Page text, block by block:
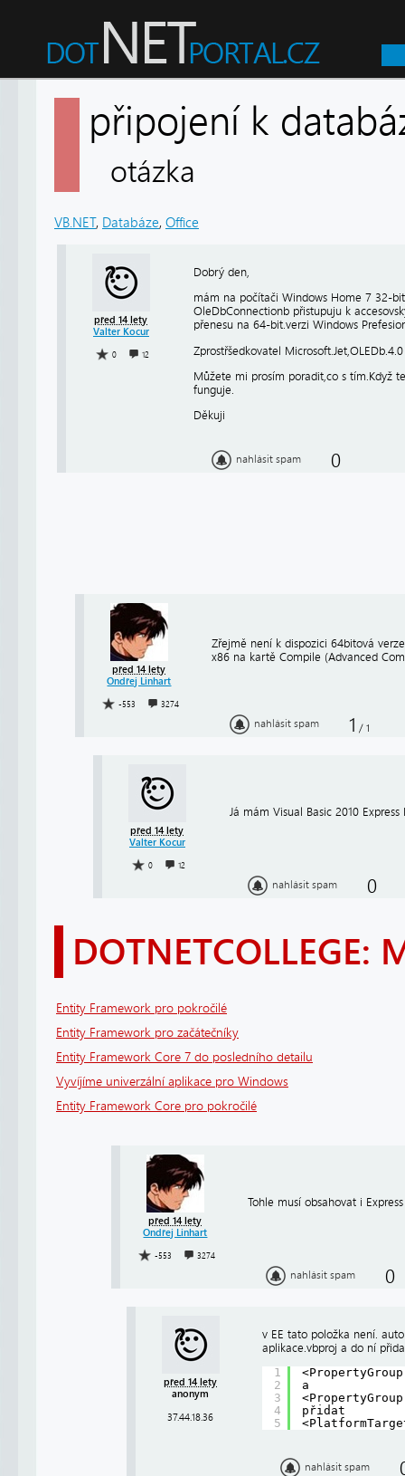
připojení k
otázka
VB.NET, Databáze, Office
před 14 lety
Valter Kocur
0 12
Dobrý den,
mám na počítači Windows Home 7 32-
OleDbConnectionb přistupuju k
přenesu na 64-bit.verzi Windows
Zprostřšedkovatel
Můžete mi prosím poradit,co s tím.Když
funguje.
Děkuji
nahlásit spam 0
před 14 lety
Ondřej Linhart
-553 3274
Zřejmě není k dispozici 64bitová
x86 na kartě Compile (Advanced
nahlásit spam 1 / 1
před 14 lety
Valter Kocur
0 12
Já mám Visual Basic 2010
nahlásit spam 0
DOTNETCOLLEGE:
Entity Framework pro pokročilé
Entity Framework pro začátečníky
Entity Framework Core 7 do posledního detailu
Vyvíjíme univerzální aplikace pro Windows
Entity Framework Core pro pokročilé
před 14 lety
Ondřej Linhart
-553 3274
Tohle musí obsahovat i
nahlásit spam 0
před 14 lety
anonym
37.44.18.36
v EE tato položka není.
aplikace.vbproj a do ní
1
2
3
4
5
a
přidat
nahlásit spam